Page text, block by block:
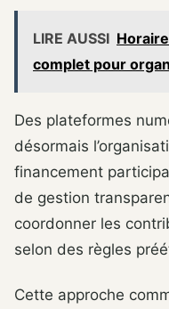
LIRE AUSSI
complet pour
Des plateformes
désormais
financement
de gestion
coordonner les
selon des règles
Cette approche